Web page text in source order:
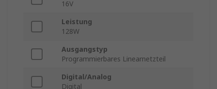
16V
Leistung
128W
Ausgangstyp
Programmierbares Linearnetzteil
Digital/Analog
Digital